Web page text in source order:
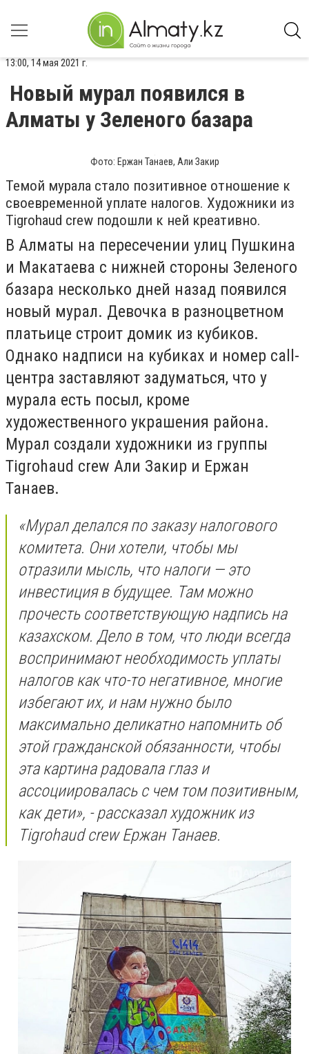
13:00, 14 мая 2021 г.
Новый мурал появился в
Алматы у Зеленого базара
Фото: Ержан Танаев, Али Закир
Темой мурала стало позитивное отношение к
своевременной уплате налогов. Художники из
Tigrohaud crew подошли к ней креативно.
В Алматы на пересечении улиц Пушкина
и Макатаева с нижней стороны Зеленого
базара несколько дней назад появился
новый мурал. Девочка в разноцветном
платьице строит домик из кубиков.
Однако надписи на кубиках и номер call-
центра заставляют задуматься, что у
мурала есть посыл, кроме
художественного украшения района.
Мурал создали художники из группы
Tigrohaud crew Али Закир и Ержан
Танаев.
«Мурал делался по заказу налогового
комитета. Они хотели, чтобы мы
отразили мысль, что налоги — это
инвестиция в будущее. Там можно
прочесть соответствующую надпись на
казахском. Дело в том, что люди всегда
воспринимают необходимость уплаты
налогов как что-то негативное, многие
избегают их, и нам нужно было
максимально деликатно напомнить об
этой гражданской обязанности, чтобы
эта картина радовала глаз и
ассоциировалась с чем том позитивным,
как дети», - рассказал художник из
Tigrohaud crew Ержан Танаев.